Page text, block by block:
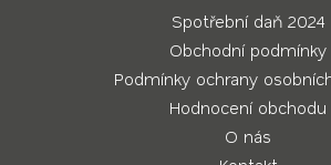
Spotřební daň 2024
Obchodní podmínky
Podmínky ochrany
Hodnocení obchodu
O nás